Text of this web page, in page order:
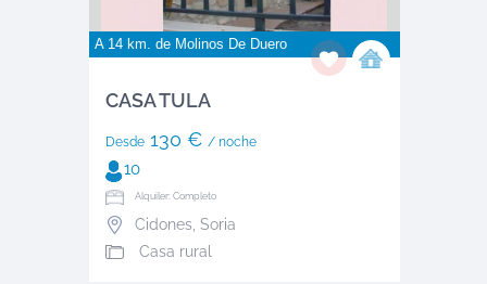
A 14 km. de Molinos De Duero
CASA TULA
Desde130 € / noche
10
Alquiler: Completo
Cidones, Soria
Casa rural